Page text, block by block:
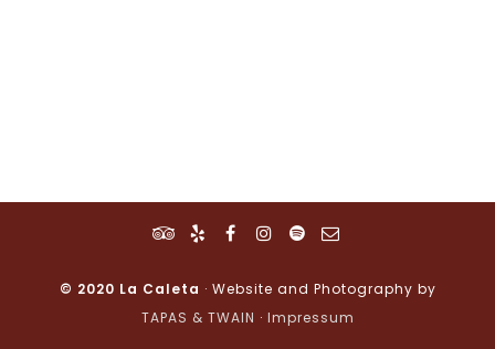
© 2020 La Caleta · Website and Photography by
TAPAS & TWAIN · Impressum